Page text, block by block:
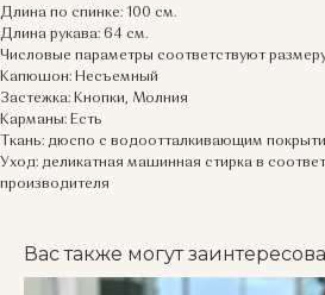
Длина по спинке: 100 см.
Длина рукава: 64 см.
Числовые параметры соответствуют
Капюшон: Несъемный
Застежка: Кнопки, Молния
Карманы: Есть
Ткань: дюспо с водоотталкивающим
Уход: деликатная машинная стирка в
производителя
Вас также могут